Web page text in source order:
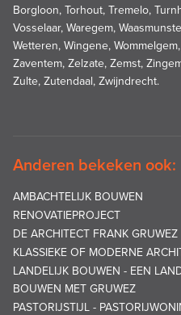
Borgloon, Torhout, Tremelo,
Vosselaar, Waregem,
Wetteren, Wingene,
Zaventem, Zelzate, Zemst,
Zulte, Zutendaal, Zwijndrecht.
Anderen bekeken ook:
AMBACHTELIJK BOUWEN
RENOVATIEPROJECT
DE ARCHITECT FRANK GRUWEZ
KLASSIEKE OF MODERNE
LANDELIJK BOUWEN - EEN
BOUWEN MET GRUWEZ
PASTORIJSTIJL -